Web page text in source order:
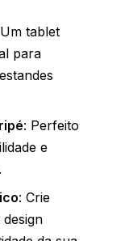
tablet
para
: Perfeito
e
: Crie